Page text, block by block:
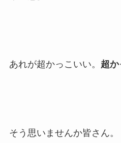
あれが超かっこいい。 超か
そう思いませんか皆さん。